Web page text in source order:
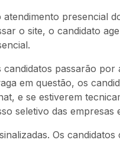
presencial
o site, o candidato
passarão por
em questão, os
e se estiverem
seletivo das empresas
Os